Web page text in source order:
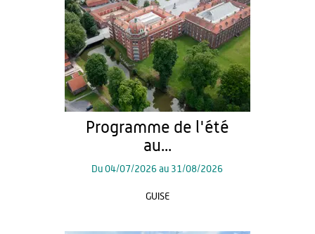
Programme de l'été
au...
Du04/07/2026 au 31/08/2026
GUISE